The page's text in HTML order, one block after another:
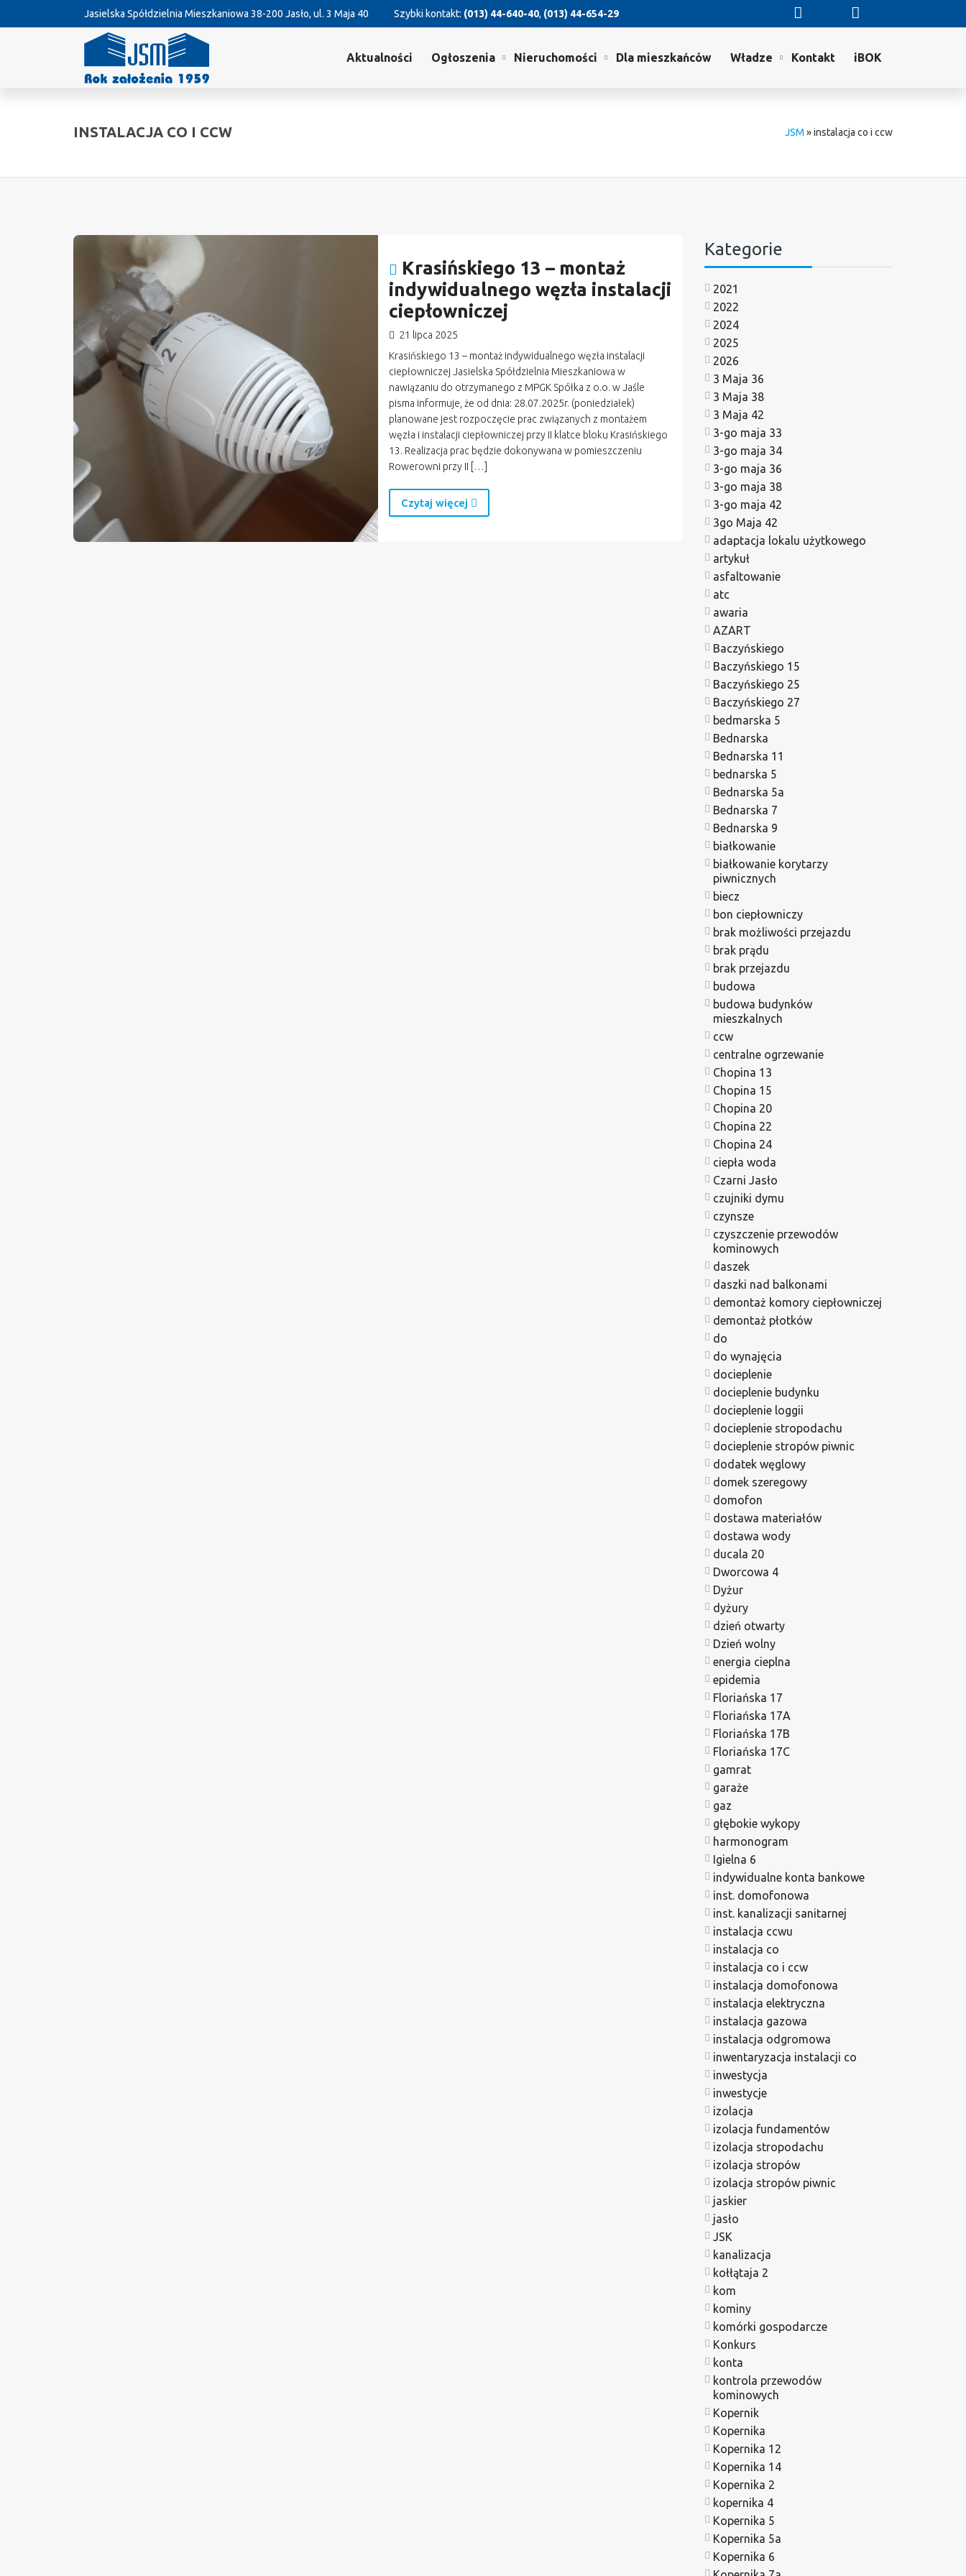
Jasielska Spółdzielnia Mieszkaniowa 38-200 Jasło, ul. 3 Maja 40 Szybki kontakt: (013) 44-640-40, (013) 44-654-29
Aktualności Ogłoszenia Nieruchomości Dla mieszkańców Władze Kontakt iBOK
INSTALACJA CO I CCW JSM »instalacja co i ccw
Krasińskiego 13 – montaż
indywidualnego węzła instalacji
ciepłowniczej
21 lipca 2025
Krasińskiego 13 – montaż indywidualnego węzła instalacji
ciepłowniczej Jasielska Spółdzielnia Mieszkaniowa w
nawiązaniu do otrzymanego z MPGK Spółka z o.o. w Jaśle
pisma informuje, że od dnia: 28.07.2025r. (poniedziałek)
planowane jest rozpoczęcie prac związanych z montażem
węzła i instalacji ciepłowniczej przy II klatce bloku Krasińskiego
13. Realizacja prac będzie dokonywana w pomieszczeniu
Rowerowni przy II […]
Czytaj więcej
Kategorie
2021
2022
2024
2025
2026
3 Maja 36
3 Maja 38
3 Maja 42
3-go maja 33
3-go maja 34
3-go maja 36
3-go maja 38
3-go maja 42
3go Maja 42
adaptacja lokalu użytkowego
artykuł
asfaltowanie
atc
awaria
AZART
Baczyńskiego
Baczyńskiego 15
Baczyńskiego 25
Baczyńskiego 27
bedmarska 5
Bednarska
Bednarska 11
bednarska 5
Bednarska 5a
Bednarska 7
Bednarska 9
białkowanie
białkowanie korytarzy
piwnicznych
biecz
bon ciepłowniczy
brak możliwości przejazdu
brak prądu
brak przejazdu
budowa
budowa budynków
mieszkalnych
ccw
centralne ogrzewanie
Chopina 13
Chopina 15
Chopina 20
Chopina 22
Chopina 24
ciepła woda
Czarni Jasło
czujniki dymu
czynsze
czyszczenie przewodów
kominowych
daszek
daszki nad balkonami
demontaż komory ciepłowniczej
demontaż płotków
do
do wynajęcia
docieplenie
docieplenie budynku
docieplenie loggii
docieplenie stropodachu
docieplenie stropów piwnic
dodatek węglowy
domek szeregowy
domofon
dostawa materiałów
dostawa wody
ducala 20
Dworcowa 4
Dyżur
dyżury
dzień otwarty
Dzień wolny
energia cieplna
epidemia
Floriańska 17
Floriańska 17A
Floriańska 17B
Floriańska 17C
gamrat
garaże
gaz
głębokie wykopy
harmonogram
Igielna 6
indywidualne konta bankowe
inst. domofonowa
inst. kanalizacji sanitarnej
instalacja ccwu
instalacja co
instalacja co i ccw
instalacja domofonowa
instalacja elektryczna
instalacja gazowa
instalacja odgromowa
inwentaryzacja instalacji co
inwestycja
inwestycje
izolacja
izolacja fundamentów
izolacja stropodachu
izolacja stropów
izolacja stropów piwnic
jaskier
jasło
JSK
kanalizacja
kołłątaja 2
kom
kominy
komórki gospodarcze
Konkurs
konta
kontrola przewodów
kominowych
Kopernik
Kopernika
Kopernika 12
Kopernika 14
Kopernika 2
kopernika 4
Kopernika 5
Kopernika 5a
Kopernika 6